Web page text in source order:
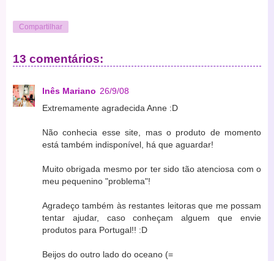
Compartilhar
13 comentários:
Inês Mariano 26/9/08
Extremamente agradecida Anne :D
Não conhecia esse site, mas o produto de momento
está também indisponível, há que aguardar!
Muito obrigada mesmo por ter sido tão atenciosa com o
meu pequenino "problema"!
Agradeço também às restantes leitoras que me possam
tentar ajudar, caso conheçam alguem que envie
produtos para Portugal!! :D
Beijos do outro lado do oceano (=